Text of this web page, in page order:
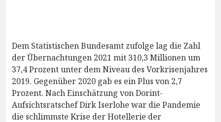
Dem Statistischen Bundesamt zufolge lag die Zahl
der Übernachtungen 2021 mit 310,3 Millionen um
37,4 Prozent unter dem Niveau des Vorkrisenjahres
2019. Gegenüber 2020 gab es ein Plus von 2,7
Prozent. Nach Einschätzung von Dorint-
Aufsichtsratschef Dirk Iserlohe war die Pandemie
die schlimmste Krise der Hotellerie der